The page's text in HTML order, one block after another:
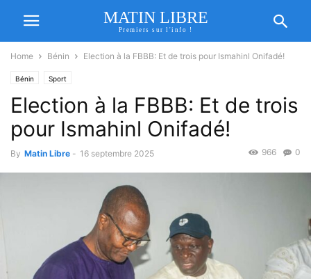
MATIN LIBRE
Premiers sur l'info !
Home Bénin Election à la FBBB: Et de trois pour Ismahinl Onifadé!
Bénin Sport
Election à la FBBB: Et de trois
pour Ismahinl Onifadé!
By Matin Libre - 16 septembre 2025 0
966